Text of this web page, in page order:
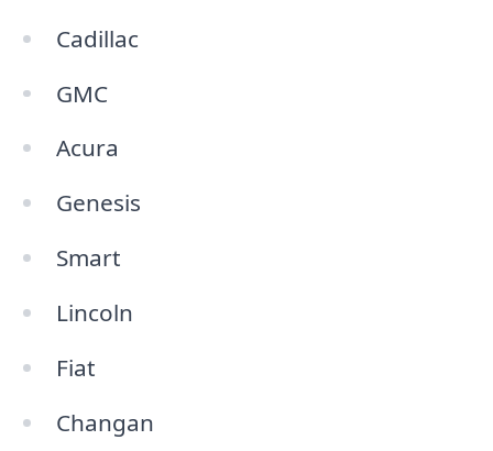
Cadillac
GMC
Acura
Genesis
Smart
Lincoln
Fiat
Changan